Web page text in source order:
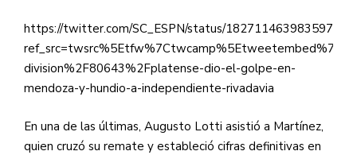
https://twitter.com/SC_ESPN/status/
division%2F80643%2Fplatense-dio-el-golpe-en-
mendoza-y-hundio-a-independiente-rivadavia
En una de las últimas, Augusto Lotti asistió a Martínez,
quien cruzó su remate y estableció cifras definitivas en